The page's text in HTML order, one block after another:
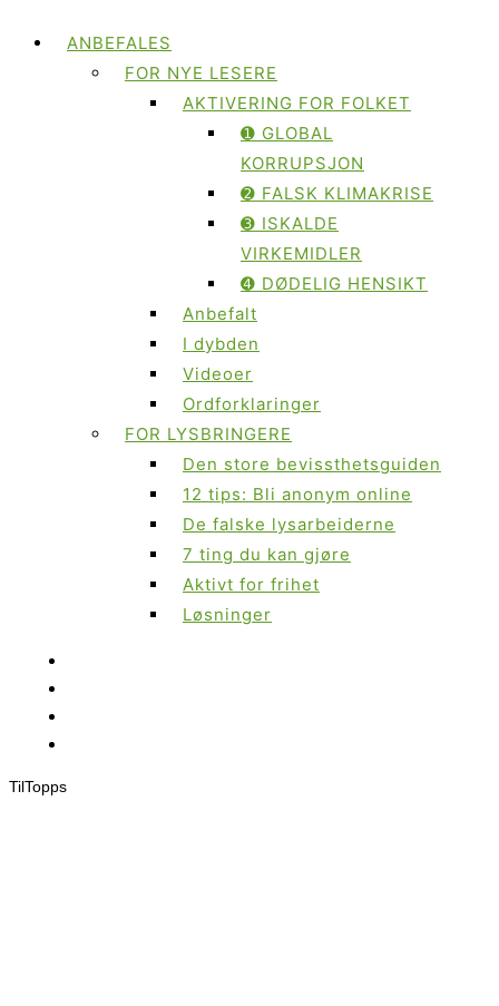
ANBEFALES
FOR NYE LESERE
AKTIVERING FOR FOLKET
➊ GLOBAL
KORRUPSJON
➋ FALSK KLIMAKRISE
➌ ISKALDE
VIRKEMIDLER
➍ DØDELIG HENSIKT
Anbefalt
I dybden
Videoer
Ordforklaringer
FOR LYSBRINGERE
Den store bevissthetsguiden
12 tips: Bli anonym online
De falske lysarbeiderne
7 ting du kan gjøre
Aktivt for frihet
Løsninger
TilTopps